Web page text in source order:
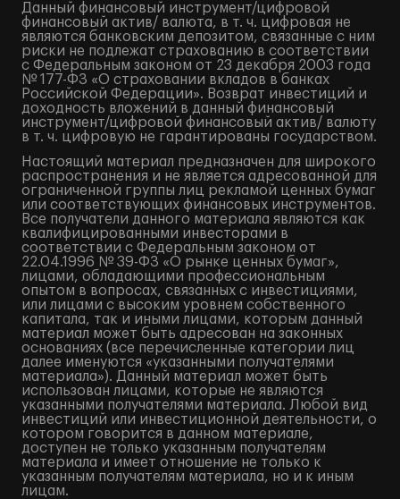
Данный финансовый инструмент/цифровой
финансовый актив/ валюта, в т. ч. цифровая не
являются банковским депозитом, связанные с ним
риски не подлежат страхованию в соответствии
с Федеральным законом от 23 декабря 2003 года
№ 177-ФЗ «О страховании вкладов в банках
Российской Федерации». Возврат инвестиций и
доходность вложений в данный финансовый
инструмент/цифровой финансовый актив/ валюту
в т. ч. цифровую не гарантированы государством.
Настоящий материал предназначен для широкого
распространения и не является адресованной для
ограниченной группы лиц рекламой ценных бумаг
или соответствующих финансовых инструментов.
Все получатели данного материала являются как
квалифицированными инвесторами в
соответствии с Федеральным законом от
22.04.1996 № 39-ФЗ «О рынке ценных бумаг»,
лицами, обладающими профессиональным
опытом в вопросах, связанных с инвестициями,
или лицами с высоким уровнем собственного
капитала, так и иными лицами, которым данный
материал может быть адресован на законных
основаниях (все перечисленные категории лиц
далее именуются «указанными получателями
материала»). Данный материал может быть
использован лицами, которые не являются
указанными получателями материала. Любой вид
инвестиций или инвестиционной деятельности, о
котором говорится в данном материале,
доступен не только указанным получателям
материала и имеет отношение не только к
указанным получателям материала, но и к иным
лицам.